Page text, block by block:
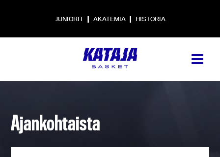
JUNIORIT | AKATEMIA | HISTORIA
Ajankohtaista